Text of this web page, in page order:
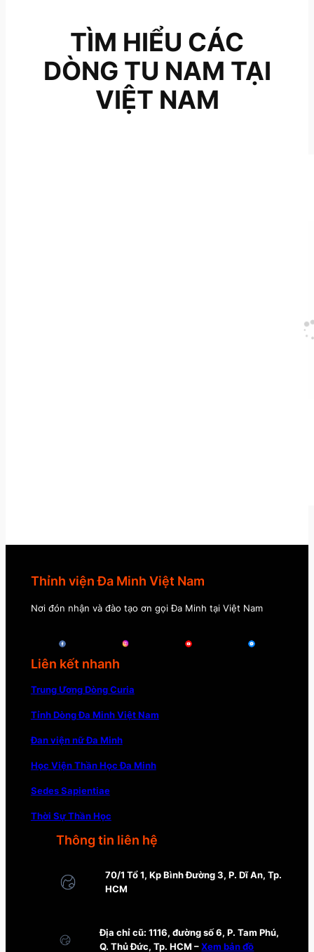
TÌM HIỂU CÁC
DÒNG TU NAM TẠI
VIỆT NAM
Thỉnh viện Đa Minh Việt Nam
Nơi đón nhận và đào tạo ơn gọi Đa Minh tại Việt Nam
Liên kết nhanh
Trung Ương Dòng Curia
Tỉnh Dòng Đa Minh Việt Nam
Đan viện nữ Đa Minh
Học Viện Thần Học Đa Minh
Sedes Sapientiae
Thời Sự Thần Học
Thông tin liên hệ
70/1 Tổ 1, Kp Bình Đường 3, P. Dĩ An, Tp.
HCM
Địa chỉ cũ: 1116, đường số 6, P. Tam Phú,
Q. Thủ Đức, Tp. HCM –Xem bản đồ